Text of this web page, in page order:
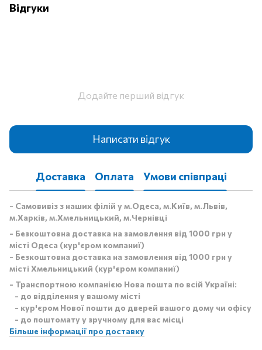
Відгуки
Додайте перший відгук
Написати відгук
Доставка Оплата Умови співпраці
- Самовивіз з наших філій у м.Одеса, м.Київ, м.Львів,
м.Харків, м.Хмельницький, м.Чернівці
- Безкоштовна доставка на замовлення від 1000 грн у
місті Одеса (кур'єром компаниї)
- Безкоштовна доставка на замовлення від 1000 грн у
місті Хмельницький (кур'єром компаниї)
- Транспортною компанією Нова пошта по всій Україні:
- до відділення у вашому місті
- кур'єром Нової пошти до дверей вашого дому чи офісу
- до поштомату у зручному для вас місці
Більше інформації про доставку